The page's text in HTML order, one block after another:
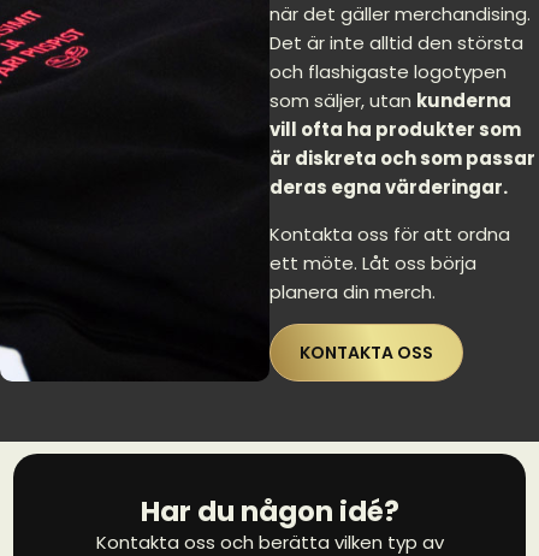
när det gäller merchandising.
Det är inte alltid den största
och flashigaste logotypen
som säljer, utan kunderna
vill ofta ha produkter som
är diskreta och som passar
deras egna värderingar.
Kontakta oss för att ordna
ett möte. Låt oss börja
planera din merch.
KONTAKTA OSS
Har du någon idé?
Kontakta oss och berätta vilken typ av